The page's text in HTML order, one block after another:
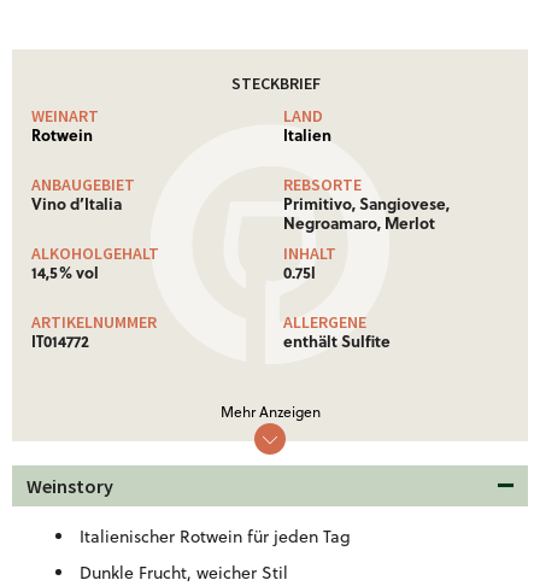
STECKBRIEF
WEINART
Rotwein
LAND
Italien
ANBAUGEBIET
Vino d’Italia
REBSORTE
Primitivo, Sangiovese,
Negroamaro, Merlot
ALKOHOLGEHALT
14,5% vol
INHALT
0.75l
ARTIKELNUMMER
IT014772
ALLERGENE
enthält Sulfite
Brennwert
343 Kj (82 kcal)
Weitere Informationen!
Mehr Anzeigen
Weinstory
Italienischer Rotwein für jeden Tag
Dunkle Frucht, weicher Stil